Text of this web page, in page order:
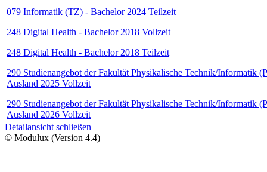
079 Informatik (TZ) - Bachelor 2024 Teilzeit
248 Digital Health - Bachelor 2018 Vollzeit
248 Digital Health - Bachelor 2018 Teilzeit
290 Studienangebot der Fakultät Physikalische Technik/Informatik
Ausland 2025 Vollzeit
290 Studienangebot der Fakultät Physikalische Technik/Informatik
Ausland 2026 Vollzeit
Detailansicht schließen
© Modulux (Version 4.4)